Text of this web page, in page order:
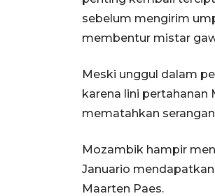
sebelum mengirim
membentur mistar
Meski unggul dalam
karena lini
mematahkan
Mozambik hampir
Januario
Maarten Paes.